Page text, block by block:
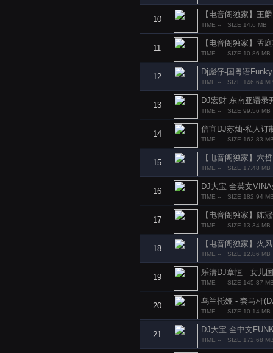
10
【电音阁独家】王
TIME -- SIZE 14.6 MB
11
TIME -- SIZE 10.86 MB
12
Dj彪仔-国粤语
TIME -- SIZE 146.64
13
DJ宏财-东南亚语录
TIME -- SIZE 99.56 MB
14
信宜DJ苏灿-私人订
TIME -- SIZE 162.83
15
【电音阁独家】六
TIME -- SIZE 17.48 MB
16
DJ大宝-全英文
TIME -- SIZE 182.94
17
【电音阁独家】陈
TIME -- SIZE 13.34 MB
18
【电音阁独家】火
TIME -- SIZE 12.86 MB
19
乐清DJ章恒 - 女儿
TIME -- SIZE 145.37
20
乌兰托娅 - 套马杆
TIME -- SIZE 10.14 MB
21
DJ大宝-全中文
TIME -- SIZE 172.68